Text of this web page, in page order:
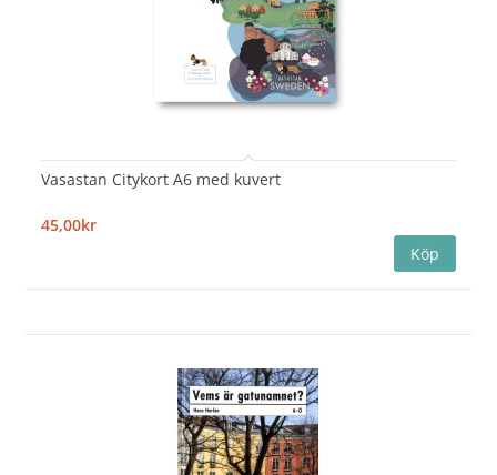
Vasastan Citykort A6 med kuvert
45,00kr